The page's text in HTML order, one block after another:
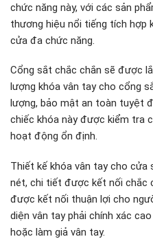
chức năng này, với các sản
thương hiệu nổi tiếng tích hợp
cửa đa chức năng.
Cổng sắt chắc chắn sẽ được
lượng khóa vân tay cho cổng
lượng, bảo mật an toàn tuyệt
chiếc khóa này được kiểm tra
hoạt động ổn định.
Thiết kế khóa vân tay cho
nét, chi tiết được kết nối chắc
được kết nối thuận lợi cho
diện vân tay phải chính xác
hoặc làm giả vân tay.